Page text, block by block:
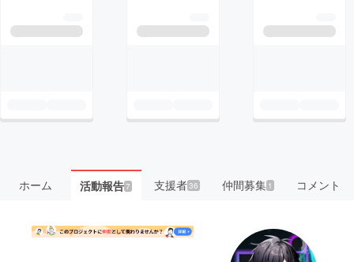
ホーム 活動報告7 支援者36 仲間募集 1 コメント